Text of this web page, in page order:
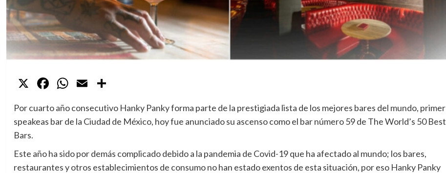
X Facebook
WhatsApp
Email
Por cuarto año consecutivo Hanky Panky forma parte de la prestigiada lista de los mejores bares del mundo, primer
speakeas bar de la Ciudad de México, hoy fue anunciado su ascenso como el bar número 59 de The World’s 50 Best
Bars.
Este año ha sido por demás complicado debido a la pandemia de Covid-19 que ha afectado al mundo; los bares,
restaurantes y otros establecimientos de consumo no han estado exentos de esta situación, por eso Hanky Panky